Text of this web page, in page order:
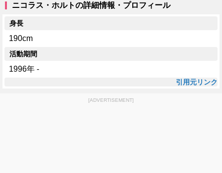
ニコラス・ホルトの詳細情報・プロフィール
身長
190cm
活動期間
1996年 -
引用元リンク
[ADVERTISEMENT]